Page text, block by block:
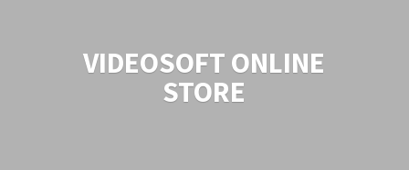
VIDEOSOFT ONLINE
STORE